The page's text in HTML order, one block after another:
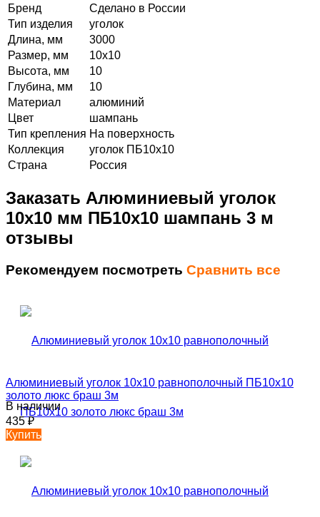
Бренд
Сделано в России
Тип изделия
уголок
Длина, мм
3000
Размер, мм
10х10
Высота, мм
10
Глубина, мм
10
Материал
алюминий
Цвет
шампань
Тип крепления На поверхность
Коллекция
уголок ПБ10х10
Страна
Россия
Заказать Алюминиевый уголок
10х10 мм ПБ10х10 шампань 3 м
отзывы
Рекомендуем посмотреть Сравнить все
Алюминиевый уголок 10х10 равнополочный ПБ10х10
золото люкс браш 3м
В наличии
435₽
Купить